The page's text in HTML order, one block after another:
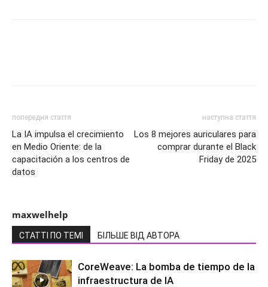
попередня стаття
La IA impulsa el crecimiento
en Medio Oriente: de la
capacitación a los centros de
datos
наступна стаття
Los 8 mejores auriculares para
comprar durante el Black
Friday de 2025
maxwelhelp
СТАТТІ ПО ТЕМІ БІЛЬШЕ ВІД АВТОРА
CoreWeave: La bomba de tiempo de la
infraestructura de IA